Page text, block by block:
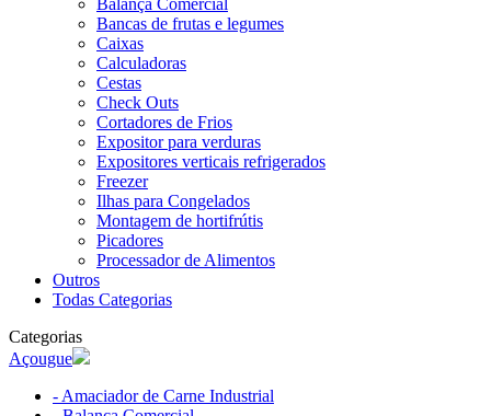
Balança Comercial
Bancas de frutas e legumes
Caixas
Calculadoras
Cestas
Check Outs
Cortadores de Frios
Expositor para verduras
Expositores verticais refrigerados
Freezer
Ilhas para Congelados
Montagem de hortifrútis
Picadores
Processador de Alimentos
Outros
Todas Categorias
Categorias
Açougue
- Amaciador de Carne Industrial